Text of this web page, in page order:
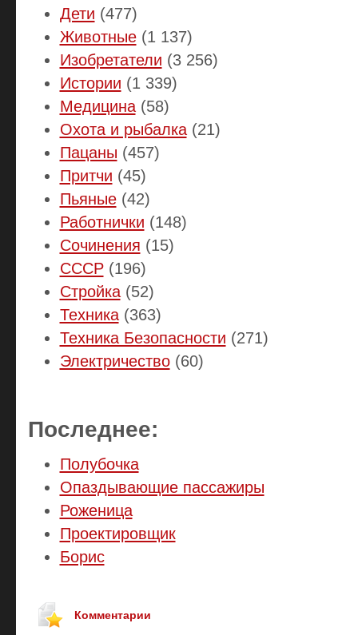
Дети (477)
Животные(1 137)
Изобретатели (3 256)
Истории (1 339)
Медицина(58)
Охота и рыбалка(21)
Пацаны (457)
Притчи (45)
Пьяные(42)
Работнички (148)
Сочинения (15)
СССР(196)
Стройка(52)
Техника(363)
Техника Безопасности (271)
Электричество(60)
Последнее:
Полубочка
Опаздывающие пассажиры
Роженица
Проектировщик
Борис
Комментарии